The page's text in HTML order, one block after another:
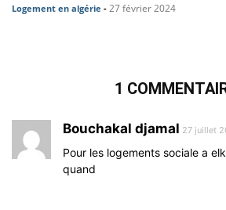
Logement en algérie - 27 février 2024
1
Bouchakal djamal 27 juillet
Pour les logements sociale a
quand